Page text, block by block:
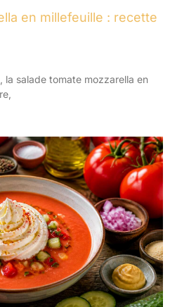
en millefeuille : recette
la salade tomate mozzarella en